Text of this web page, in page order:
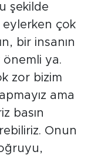
şekilde
çok
bir insanın
önemli ya.
zor bizim
ama
basın
Onun